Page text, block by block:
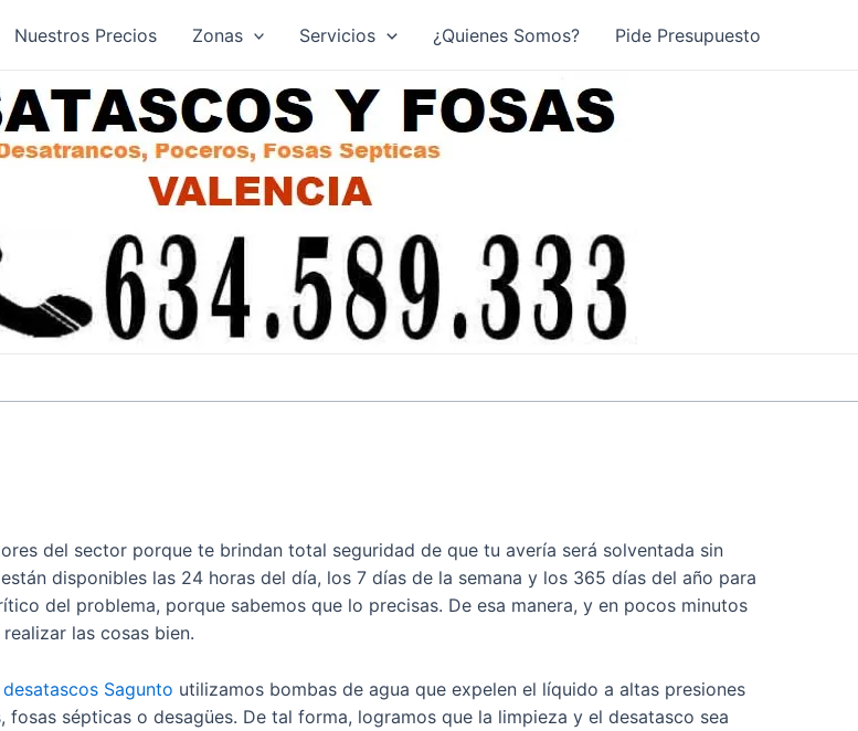
Nuestros Precios Zonas Servicios ¿Quienes Somos? Pide Presupuesto
del sector porque te brindan total seguridad de que tu avería será solventada sin
disponibles las 24 horas del día, los 7 días de la semana y los 365 días del año para
del problema, porque sabemos que lo precisas. De esa manera, y en pocos minutos
las cosas bien.
desatascos Sagunto utilizamos bombas de agua que expelen el líquido a altas presiones
sépticas o desagües. De tal forma, logramos que la limpieza y el desatasco sea